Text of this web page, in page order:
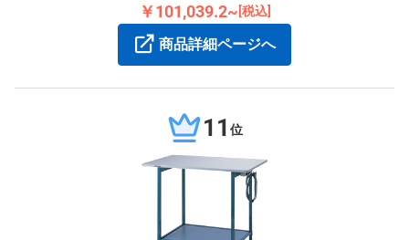
￥101,039.2~ [税込]
商品詳細ページへ
11 位